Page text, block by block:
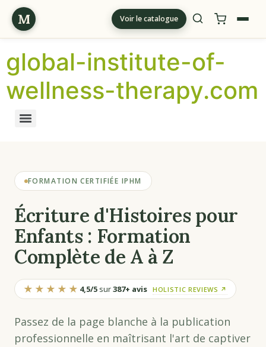
M Voir le catalogue
global-institute-of-
wellness-therapy.com
FORMATION CERTIFIÉE IPHM
Écriture d'Histoires pour
Enfants : Formation
Complète de A à Z
★★★★★ 4,5/5 sur387+ avis HOLISTIC REVIEWS ↗
Passez de la page blanche à la publication
professionnelle en maîtrisant l'art de captiver